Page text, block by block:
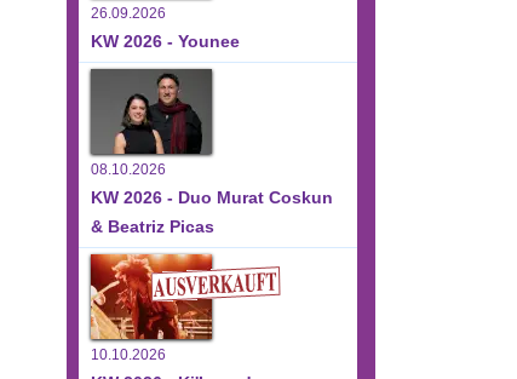
26.09.2026
KW 2026 - Younee
08.10.2026
KW 2026 - Duo Murat Coskun
& Beatriz Picas
10.10.2026